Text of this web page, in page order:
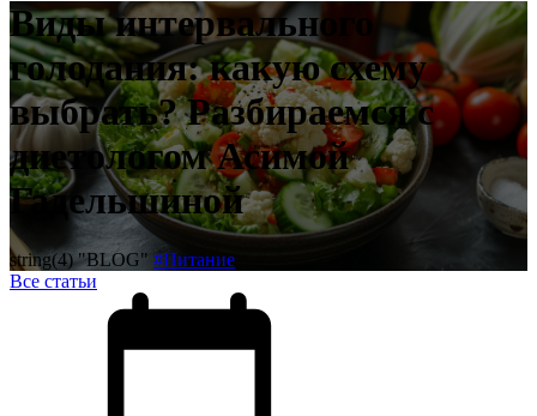
Виды интервального
голодания: какую схему
выбрать? Разбираемся с
диетологом Асимой
Гадельшиной
string(4) "BLOG" #Питание
Все статьи